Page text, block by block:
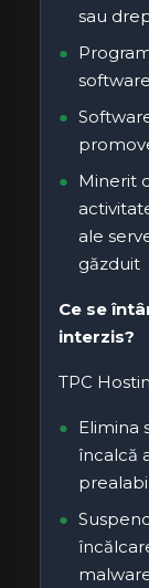
sau
Minerit
ale
găzduit
Ce se
interzis?
TPC
Elimina
încalcă